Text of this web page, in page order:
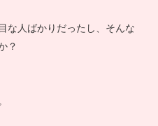
な人ばかりだったし、そんな
？